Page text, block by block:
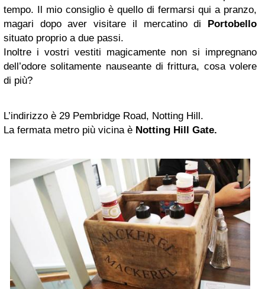
tempo. Il mio consiglio è quello di fermarsi qui a pranzo,
magari dopo aver visitare il mercatino di Portobello
situato proprio a due passi.
Inoltre i vostri vestiti magicamente non si impregnano
dell’odore solitamente nauseante di frittura, cosa volere
di più?
L’indirizzo è 29 Pembridge Road, Notting Hill.
La fermata metro più vicina è Notting Hill Gate.